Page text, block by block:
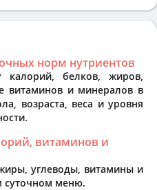
норм нутриентов
калорий, белков, жиров,
витаминов и минералов в
возраста, веса и уровня
витаминов и
углеводы, витамины и
суточном меню.